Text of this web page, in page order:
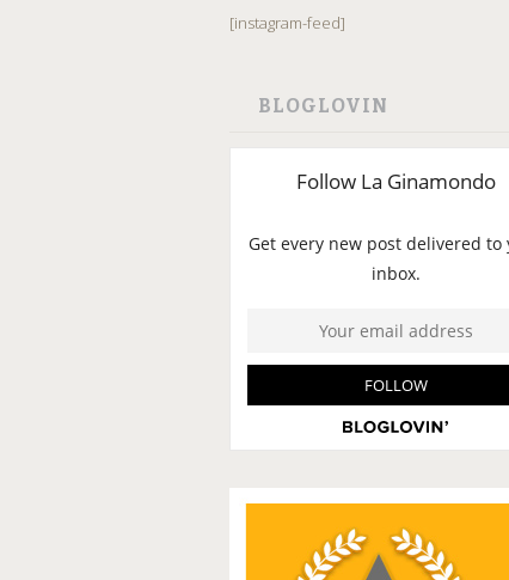
[instagram-feed]
BLOGLOVIN